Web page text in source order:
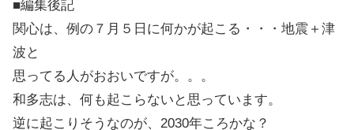
■編集後記
関心は、例の７月５日に何かが起こる・・・地震＋津
波と
思ってる人がおおいですが。。。
和多志は、何も起こらないと思っています。
逆に起こりそうなのが、2030年ころかな？